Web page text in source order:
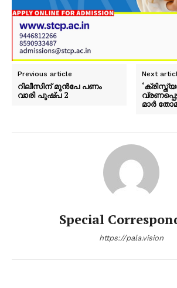
Previous article
റിലീസിന് മുൻപേ പണം
വാരി പുഷ്പ 2
Next
മാര്‍
Special
https://pala.vision